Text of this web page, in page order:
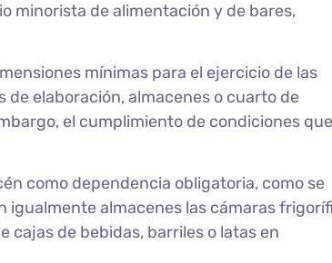
minorista de alimentación y de bares,
mínimas para el ejercicio de las
elaboración, almacenes o cuarto de
el cumplimiento de condiciones que
como dependencia obligatoria, como se
igualmente almacenes las cámaras
cajas de bebidas, barriles o latas en